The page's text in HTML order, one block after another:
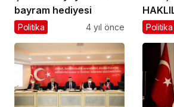
bayram hediyesi
Politika 4 yıl önce Politika